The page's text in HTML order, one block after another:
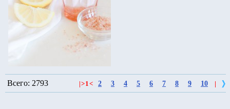
Всего: 2793 >1< 2 3 4 5 6 7 8 9 10